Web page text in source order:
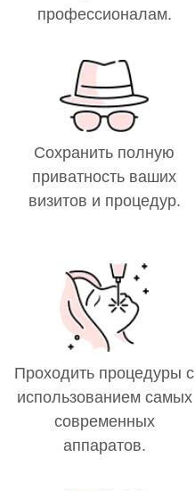
профессионалам.
Сохранить полную
приватность ваших
визитов и процедур.
Проходить процедуры с
использованием самых
современных
аппаратов.